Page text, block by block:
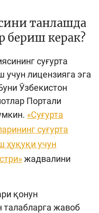
танлашда
бериш керак?
суғурта
лицензияга эга
Ўзбекистон
Портали
«Суғурта
суғурта
ҳуқуқи учун
»жадвалини
қонун
талабларга жавоб